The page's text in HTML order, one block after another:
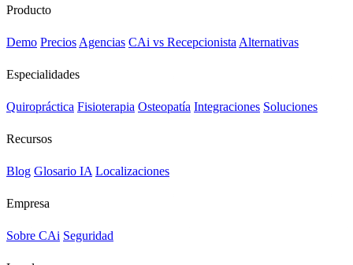
Producto
Demo Precios Agencias CAi vs Recepcionista Alternativas
Especialidades
Quiropráctica Fisioterapia Osteopatía Integraciones Soluciones
Recursos
Blog Glosario IA Localizaciones
Empresa
Sobre CAi Seguridad